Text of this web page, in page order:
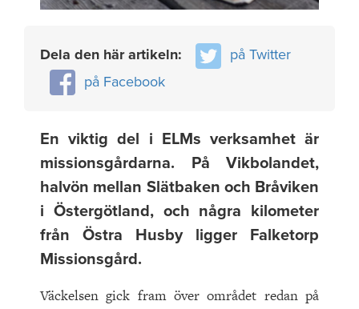
Dela den här artikeln:
på Twitter
på Facebook
En viktig del i ELMs verksamhet är
missionsgårdarna. På Vikbolandet,
halvön mellan Slätbaken och Bråviken
i Östergötland, och några kilometer
från Östra Husby ligger Falketorp
Missionsgård.
Väckelsen gick fram över området redan på